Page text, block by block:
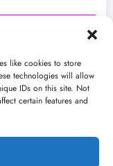
like cookies to store
technologies will allow
IDs on this site. Not
certain features and
Youtube